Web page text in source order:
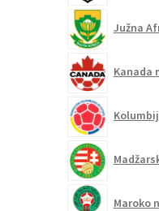
Južna
Kanada
Maroko